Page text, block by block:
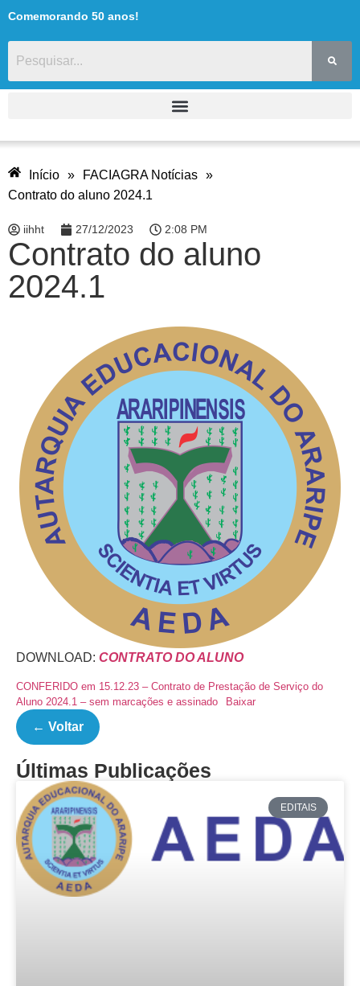
Comemorando 50 anos!
Início » FACIAGRA Notícias »
Contrato do aluno 2024.1
iihht 27/12/2023 2:08 PM
Contrato do aluno
2024.1
DOWNLOAD: CONTRATO DO ALUNO
CONFERIDO em 15.12.23 – Contrato de Prestação de Serviço do
Aluno 2024.1 – sem marcações e assinado
Baixar
← Voltar
Últimas Publicações
EDITAIS